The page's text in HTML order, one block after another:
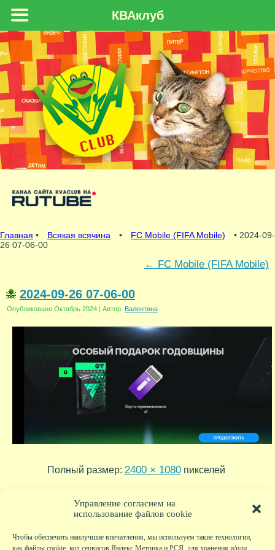
Управление согласием на
использование файлов cookie
Чтобы обеспечить наилучшие впечатления, мы используем такие технологии,
как файлы cookie, код сервисов Яндекс.Метрика и РСЯ, для хранения и/или
Главная • Всякая всячина • FC Mobile (FIFA Mobile)
• 2024-09-
26 07-06-00
← FC Mobile (FIFA Mobile)
2024-09-26 07-06-00
Опубликовано Октябрь 2024 | Автор: Валентина
Полный размер: 2400 × 1080пикселей
КВАклуб